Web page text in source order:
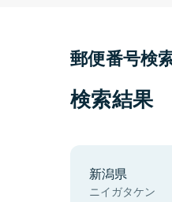
郵便番号検
検索結果
新潟県
ニイガタケン